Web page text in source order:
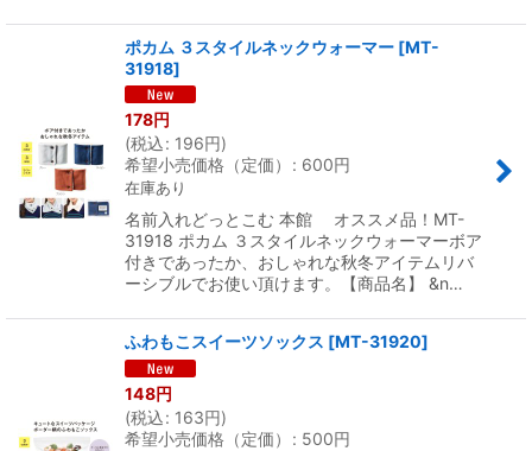
ポカム ３スタイルネックウォーマー [MT-
31918]
178円
(税込: 196円)
希望小売価格（定価）
: 600円
在庫あり
名前入れどっとこむ 本館 オススメ品！MT-
31918 ポカム ３スタイルネックウォーマーボア
付きであったか、おしゃれな秋冬アイテムリバ
ーシブルでお使い頂けます。【商品名】 &n…
ふわもこスイーツソックス [MT-31920]
148円
(税込: 163円)
希望小売価格（定価）
: 500円